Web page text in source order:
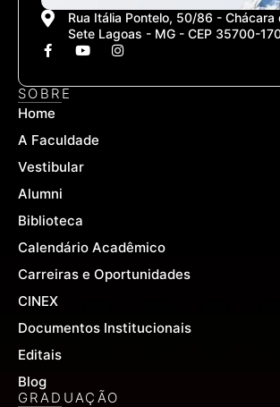
Rua Itália Pontelo, 50/86 - Chácara
Sete Lagoas - MG - CEP 35700-
F
a
e
b
o
k
f
Y
o
t
I
n
t
SOBRE
Home
A Faculdade
Vestibular
Alumni
Biblioteca
Calendário Acadêmico
Carreiras e Oportunidades
CINEX
Documentos Institucionais
Editais
Blog
GRADUAÇÃO